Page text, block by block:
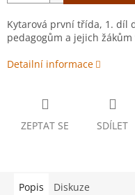
Kytarová první třída, 1. díl
pedagogům a jejich
Detailní informace
ZEPTAT SE SDÍLET
Popis Diskuze